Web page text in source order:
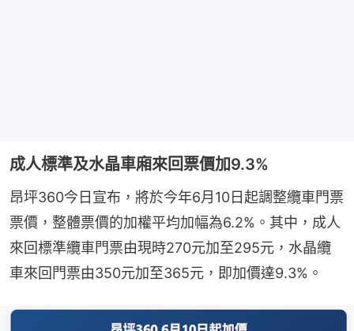
成人標準及水晶車廂來回票價加9.3%
昂坪360今日宣布，將於今年6月10日起調整纜車門票
票價，整體票價的加權平均加幅為6.2%。其中，成人
來回標準纜車門票由現時270元加至295元，水晶纜
車來回門票由350元加至365元，即加價達9.3%。